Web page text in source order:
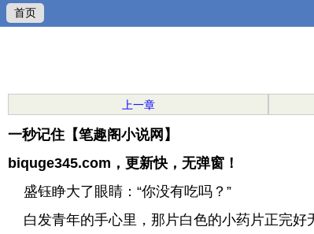
首页
上一章
一秒记住【笔趣阁小说网】
biquge345.com，更新快，无弹窗！
盛钰睁大了眼睛：“你没有吃吗？”
白发青年的手心里，那片白色的小药片正完好